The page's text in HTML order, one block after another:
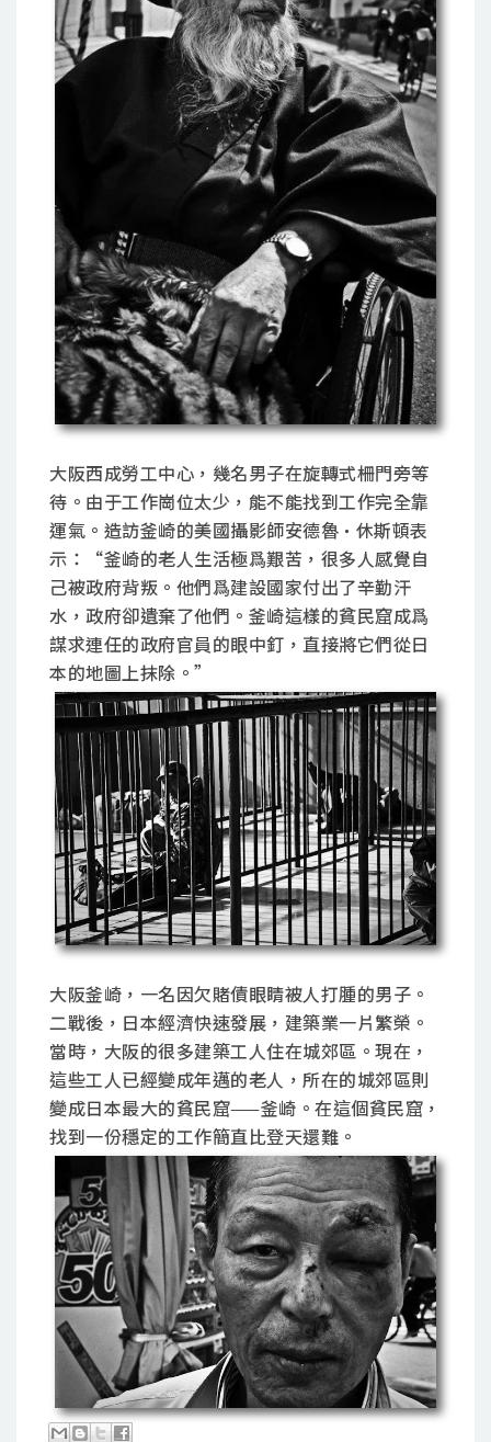
大阪西成勞工中心，幾名男子在旋轉式柵門旁等
待。由于工作崗位太少，能不能找到工作完全靠
運氣。造訪釜崎的美國攝影師安德魯·休斯頓表
示：“釜崎的老人生活極爲艱苦，很多人感覺自
己被政府背叛。他們爲建設國家付出了辛勤汗
水，政府卻遺棄了他們。釜崎這樣的貧民窟成爲
謀求連任的政府官員的眼中釘，直接將它們從日
本的地圖上抹除。”
大阪釜崎，一名因欠賭債眼睛被人打腫的男子。
二戰後，日本經濟快速發展，建築業一片繁榮。
當時，大阪的很多建築工人住在城郊區。現在，
這些工人已經變成年邁的老人，所在的城郊區則
變成日本最大的貧民窟——釜崎。在這個貧民窟，
找到一份穩定的工作簡直比登天還難。